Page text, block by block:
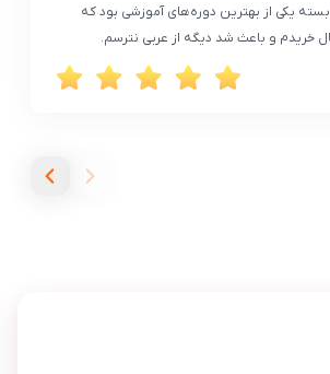
یکی از بهترین دوره‌های آموزشی بود که
خریدم و باعث شد دیگه از عربی نترسم.